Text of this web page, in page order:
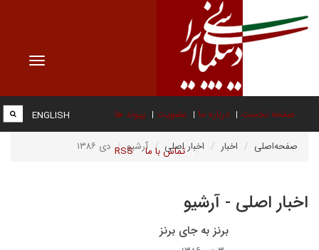
Toggle
صفحه نخست درباره ما عضویت پیوند ها
تماس با ما RSS
ENGLISH
صفحه‌اصلی اخبار اخبار اصلی آرشیو دی ۱۳۸۶
اخبار اصلی - آرشیو
برنز به جاى برنز